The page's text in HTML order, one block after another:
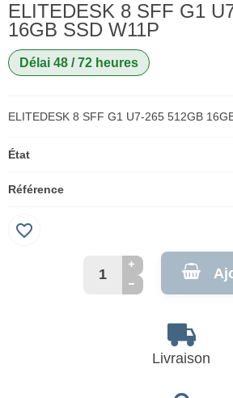
ELITEDESK 8 SFF G1
16GB SSD W11P
Délai 48 / 72 heures
ELITEDESK 8 SFF G1 U7-265 512GB
État
Référence
favorite_border
Livraison